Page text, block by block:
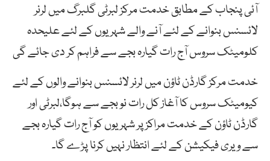
آئی پنجاب کے مطابق خدمت مرکز لبرٹی گلبرگ میں لرنر
لائسنس بنوانے کے لئے آنے والے شہریوں کے لئے علیحدہ
کلومیٹک سروس آج رات گیارہ بجے سے فراہم کر دی جائے گی
خدمت مرکز گارڈن ٹاؤن میں لرنر لائسنس بنوانے والوں کے لئے
کیومیٹک سروس کا آغاز کل رات نو بجے سے ہوگا،لبرٹی اور
گارڈن ٹاؤن کے خدمت مراکز پر شہریوں کو آج رات گیارہ بجے
سے ویری فیکیشن کے لئے انتظار نہیں کرنا پڑے گا۔